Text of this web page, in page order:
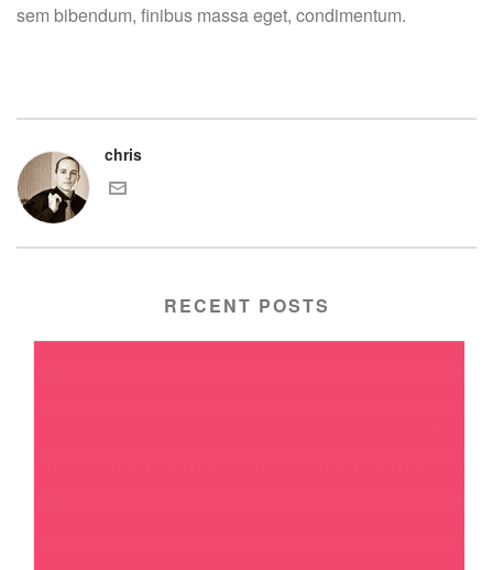
sem bibendum, finibus massa eget, condimentum.
chris
RECENT POSTS